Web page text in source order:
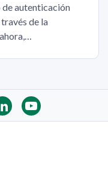
de autenticación
de la